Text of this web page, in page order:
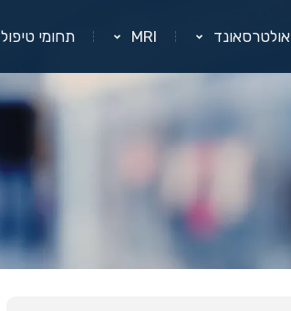
אולטרסאונד MRI תחומי טיפול